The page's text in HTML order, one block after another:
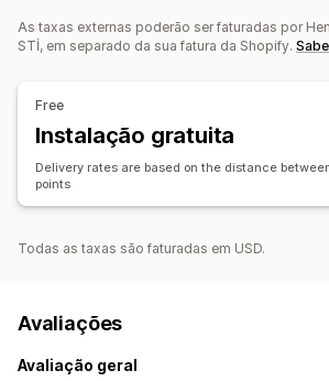
As taxas externas poderão ser faturadas por
STİ, em separado da sua fatura da Shopify.
Free
Instalação gratuita
Delivery rates are based on the distance
points
Todas as taxas são faturadas em USD.
Avaliações
Avaliação geral